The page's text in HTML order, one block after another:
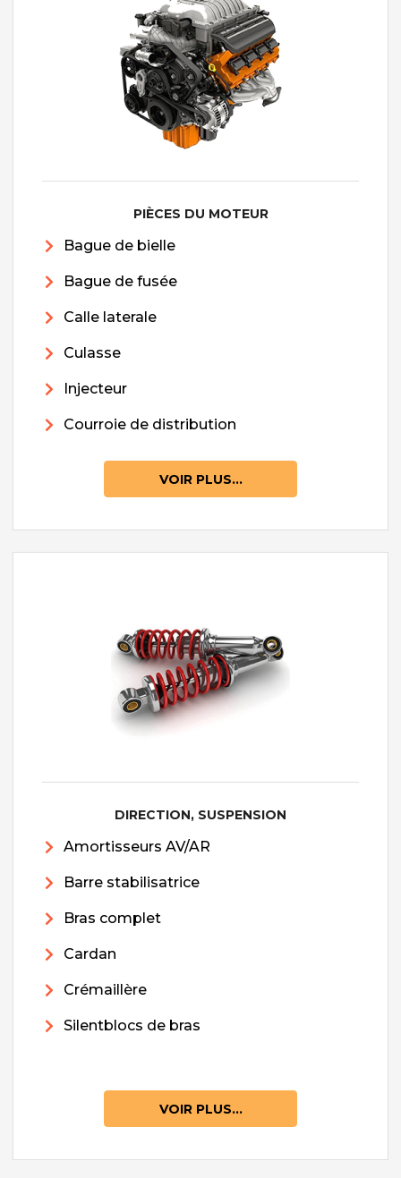
PIÈCES DU MOTEUR
Bague de bielle
Bague de fusée
Calle laterale
Culasse
Injecteur
Courroie de distribution
VOIR PLUS...
DIRECTION, SUSPENSION
Amortisseurs AV/AR
Barre stabilisatrice
Bras complet
Cardan
Crémaillère
Silentblocs de bras
VOIR PLUS...